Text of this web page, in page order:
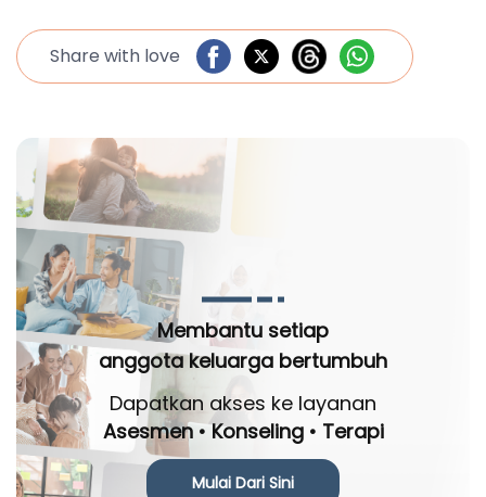
Share with love
Membantu setiap
anggota keluarga bertumbuh
Dapatkan akses ke layanan
Asesmen • Konseling • Terapi
Mulai Dari Sini